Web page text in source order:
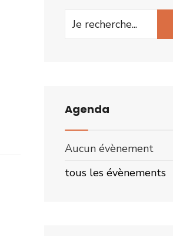
Search
Agenda
Aucun évènement
tous les évènements